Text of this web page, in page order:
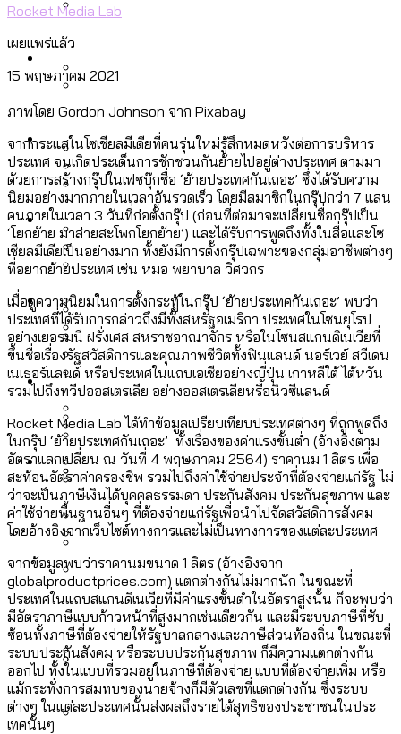
โดยเขตจตุจักรสูงสุด
เมื่อแยกท่องเที่ยวออกจากกีฬา กระทรวง
ใหม่จะมีงบฯ ประมาณเท่าไร
สมุดจดการบ้าน ส.ก. 2569 : แต่ละเขตมี
ปัญหาอะไรที่ ส.ก. ต้องทำการบ้าน
Vote62 ขอบคุณประชาชนที่ร่วม
สังเกตการณ์การเลือกตั้งชวนคุยกันถึงบท
เรียนที่เราได้รับจากเลือกตั้ง กรุงเทพฯ –
พัทยา
กทม. มีอำนาจแค่ไหน ในการแก้ปัญหาให้คน
ที่อาศัยอยู่ในกรุงเทพฯ
จากไฟฟ้าลัดวงจร เขตจตุจักรเกิดไฟฟ้า
ลัดวงจรมากที่สุด
สวนสาธารณะและพื้นที่สีเขียวใน กทม. เพิ่ม
ขึ้นและเข้าถึงได้มากน้อยแค่ไหน
ขยะมูลฝอย 2568 [ข้อมูลดิบ]
ขยะของคน กทม. ที่ยังถูกนำไปทิ้งที่
ฉะเชิงเทรา นครปฐม และล่าสุดที่กาญจนบุรี
งบระบายน้ำ-ป้องกันน้ำท่วม 4 ปี (2566-
2569) ของ กทม. ในยุคชัชชาติ ลงเขตไหน
ทำอะไรบ้าง
Culture
โลกใบเดียว สิทธิไม่เท่ากัน: กฎหมายการ
รับรองเพศของ Transgender ทั่วโลก
ประเทศไหนทำได้บ้าง?
สำรวจ Hate Speech ที่ถูกผลิตซ้ำผ่าน
วิดีโอ AI ในช่วงความขัดแย้งไทย-กัมพูชา
[ข้อมูลดิบ]
ความเกลียดชังที่ขายได้ : สำรวจ Hate
Speech ที่ถูกผลิตซ้ำผ่านวิดีโอ AI ในช่วง
ความขัดแย้งไทย-กัมพูชา
กรุงเทพฯ เมืองคอนเสิร์ต : สำรวจ
คอนเสิร์ตและแฟนมีตติ้งในไทยจำนวน 526
งาน ตั้งแต่ปี 2023-2024
ปีนกำแพงส่องซีรีส์จีน: จีนส่งออกภาพ
Economy
เมกะโปรเจ็กต์ของ กทม. ในช่วงที่มีการใช้
งบคาบเกี่ยวในยุคชัชชาติ มีอะไร ใช้งบแค่
ไหน
ค่าฝุ่นในกรุงเทพฯ 2025 เทียบกับจำนวน
ควันบุหรี่ที่เข้าปอด [ข้อมูลดิบ]
สำรวจเศรษฐกิจในกรุงเทพฯ ผ่าน
Bangkok Index 2025
สำรวจงบประมาณรายเขตในกรุงเทพฯ
ผ่าน Bangkok Index 2025
สำรวจรายได้จากการจัดเก็บภาษีใน
Future
สังคมผู้สูงอายุไทย [ข้อมูลดิบ]
สำรวจสังคมผู้สูงอายุไทย : 6 จังหวัดเป็น
สังคมสูงวัยระดับสุดยอด และ 64 จังหวัดที่
ตายมากกว่าเกิด
กรุงเทพฯ เมืองสังคมผู้สูงอายุ [ข้อมูลดิบ]
กรุงเทพฯ เมืองสังคมผู้สูงอายุ : 36 เขตมี
คนตายมากกว่าคนเกิด 18 เขตเป็นสังคมผู้
สูงอายุระดับสุดยอด
Database
สังคมผู้สูงอายุไทย [ข้อมูลดิบ]
สำรวจเหตุไฟไหม้ในกรุงเทพฯ 2568
[ข้อมูลดิบ]
คำนำหน้านามและกฎหมายสมรสเท่าเทียม
[ข้อมูลดิบ]
กรุงเทพฯ เมืองสังคมผู้สูงอายุ [ข้อมูลดิบ]
Project
Bangkok Index 2022
DEMO Thailand
About Us
Rocket Media Lab
เผยแพร่แล้ว
15 พฤษภาคม 2021
ภาพโดย Gordon Johnson จาก Pixabay
จากกระแสในโซเชียลมีเดียที่คนรุ่นใหม่รู้สึกหมดหวังต่อการบริหาร
ประเทศ จนเกิดประเด็นการชักชวนกันย้ายไปอยู่ต่างประเทศ ตามมา
ด้วยการสร้างกรุ๊ปในเฟซบุ๊กชื่อ ‘ย้ายประเทศกันเถอะ’ ซึ่งได้รับความ
นิยมอย่างมากภายในเวลาอันรวดเร็ว โดยมีสมาชิกในกรุ๊ปกว่า 7 แสน
คนภายในเวลา 3 วันที่ก่อตั้งกรุ๊ป (ก่อนที่ต่อมาจะเปลี่ยนชื่อกรุ๊ปเป็น
‘โยกย้าย มาส่ายสะโพกโยกย้าย’) และได้รับการพูดถึงทั้งในสื่อและโซ
เชียลมีเดียเป็นอย่างมาก ทั้งยังมีการตั้งกรุ๊ปเฉพาะของกลุ่มอาชีพต่างๆ
ที่อยากย้ายประเทศ เช่น หมอ พยาบาล วิศวกร
เมื่อดูความนิยมในการตั้งกระทู้ในกรุ๊ป ‘ย้ายประเทศกันเถอะ’ พบว่า
ประเทศที่ได้รับการกล่าวถึงมีทั้งสหรัฐอเมริกา ประเทศในโซนยุโรป
อย่างเยอรมนี ฝรั่งเศส สหราชอาณาจักร หรือในโซนสแกนดิเนเวียที่
ขึ้นชื่อเรื่องรัฐสวัสดิการและคุณภาพชีวิตทั้งฟินแลนด์ นอร์เวย์ สวีเดน
เนเธอร์แลนด์ หรือประเทศในแถบเอเชียอย่างญี่ปุ่น เกาหลีใต้ ไต้หวัน
รวมไปถึงทวีปออสเตรเลีย อย่างออสเตรเลียหรือนิวซีแลนด์
Rocket Media Lab ได้ทำข้อมูลเปรียบเทียบประเทศต่างๆ ที่ถูกพูดถึง
ในกรุ๊ป ‘ย้ายประเทศกันเถอะ’ ทั้งเรื่องของค่าแรงขั้นต่ำ (อ้างอิงตาม
อัตราแลกเปลี่ยน ณ วันที่ 4 พฤษภาคม 2564) ราคานม 1 ลิตร เพื่อ
สะท้อนอัตราค่าครองชีพ รวมไปถึงค่าใช้จ่ายประจำที่ต้องจ่ายแก่รัฐ ไม่
ว่าจะเป็นภาษีเงินได้บุคคลธรรมดา ประกันสังคม ประกันสุขภาพ และ
ค่าใช้จ่ายพื้นฐานอื่นๆ ที่ต้องจ่ายแก่รัฐเพื่อนำไปจัดสวัสดิการสังคม
โดยอ้างอิงจากเว็บไซต์ทางการและไม่เป็นทางการของแต่ละประเทศ
จากข้อมูลพบว่าราคานมขนาด 1 ลิตร (อ้างอิงจาก
globalproductprices.com) แตกต่างกันไม่มากนัก ในขณะที่
ประเทศในแถบสแกนดิเนเวียที่มีค่าแรงขั้นต่ำในอัตราสูงนั้น ก็จะพบว่า
มีอัตราภาษีแบบก้าวหน้าที่สูงมากเช่นเดียวกัน และมีระบบภาษีที่ซับ
ซ้อนทั้งภาษีที่ต้องจ่ายให้รัฐบาลกลางและภาษีส่วนท้องถิ่น ในขณะที่
ระบบประกันสังคม หรือระบบประกันสุขภาพ ก็มีความแตกต่างกัน
ออกไป ทั้งในแบบที่รวมอยู่ในภาษีที่ต้องจ่าย แบบที่ต้องจ่ายเพิ่ม หรือ
แม้กระทั่งการสมทบของนายจ้างก็มีตัวเลขที่แตกต่างกัน ซึ่งระบบ
ต่างๆ ในแต่ละประเทศนั้นส่งผลถึงรายได้สุทธิของประชาชนในประ
เทศนั้นๆ